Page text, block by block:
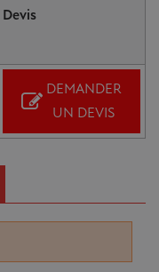
Devis
DEMANDER
UN DEVIS